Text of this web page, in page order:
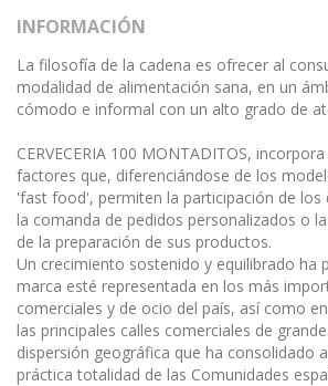
INFORMACIÓN
La filosofía de la cadena es ofrecer al
modalidad de alimentación sana, en un
cómodo e informal con un alto grado de
CERVECERIA 100 MONTADITOS,
factores que, diferenciándose de los
'fast food', permiten la participación de los
la comanda de pedidos personalizados o
de la preparación de sus productos.
Un crecimiento sostenido y equilibrado ha
marca esté representada en los más
comerciales y de ocio del país, así como
las principales calles comerciales de
dispersión geográfica que ha consolidado
práctica totalidad de las Comunidades